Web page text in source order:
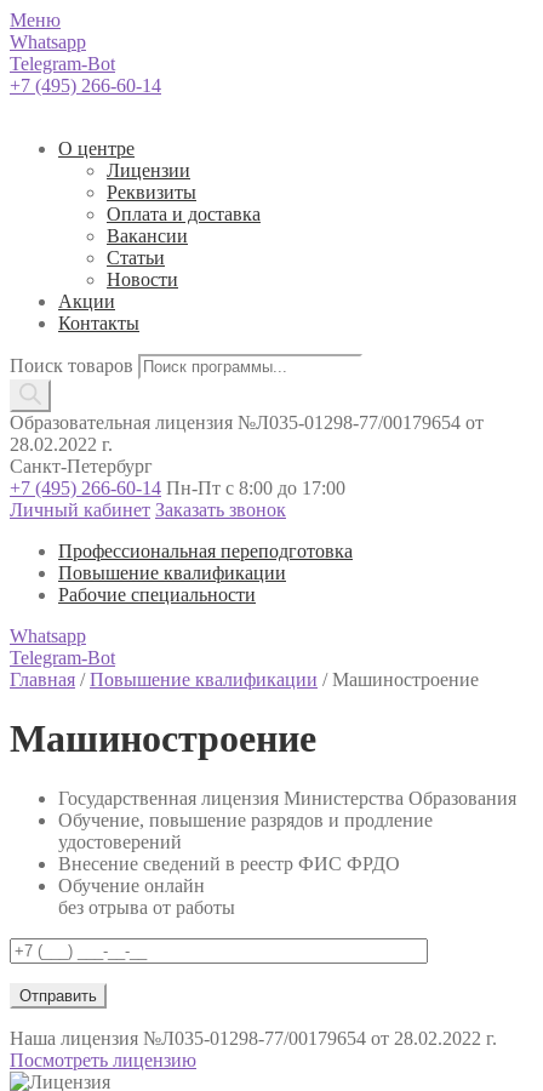
Меню
Whatsapp
Telegram-Bot
+7 (495) 266-60-14
О центре
Лицензии
Реквизиты
Оплата и доставка
Вакансии
Статьи
Новости
Акции
Контакты
Поиск товаров
Образовательная лицензия №Л035-01298-77/00179654 от
28.02.2022 г.
Санкт-Петербург
+7 (495) 266-60-14 Пн-Пт с 8:00 до 17:00
Личный кабинет Заказать звонок
Профессиональная переподготовка
Повышение квалификации
Рабочие специальности
Whatsapp
Telegram-Bot
Главная /Повышение квалификации /Машиностроение
Машиностроение
Государственная лицензия Министерства Образования
Обучение, повышение разрядов и продление
удостоверений
Внесение сведений в реестр ФИС ФРДО
Обучение онлайн
без отрыва от работы
Наша лицензия №Л035-01298-77/00179654 от 28.02.2022 г.
Посмотреть лицензию